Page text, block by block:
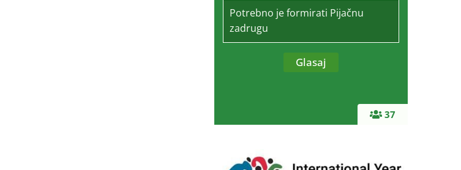
37
Potrebno je formirati Pijačnu
zadrugu